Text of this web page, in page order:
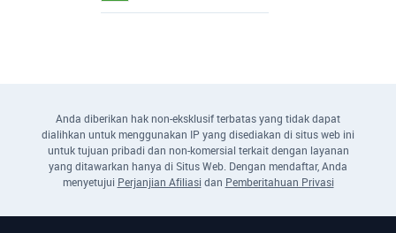
Anda diberikan hak non-eksklusif terbatas yang tidak dapat
dialihkan untuk menggunakan IP yang disediakan di situs web ini
untuk tujuan pribadi dan non-komersial terkait dengan layanan
yang ditawarkan hanya di Situs Web. Dengan mendaftar, Anda
menyetujui Perjanjian Afiliasi dan Pemberitahuan Privasi